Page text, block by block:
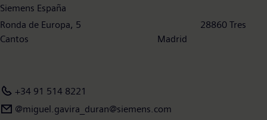
Siemens España
Ronda de Europa, 5 28860 Tres
Cantos Madrid
+34 91 514 8221
@miguel.gavira_duran@siemens.com